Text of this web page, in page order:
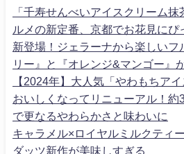
「千寿せんべいアイスクリーム
ルメの新定番、京都でお花見にぴ
新登場！ジェラーナから楽しいフ
リー』と『オレンジ&マンゴー』
【2024年】大人気「やわもちア
おいしくなってリニューアル！
で更なるやわらかさと味わいに
キャラメル×ロイヤルミルクティ
ダッツ新作が美味しすぎる